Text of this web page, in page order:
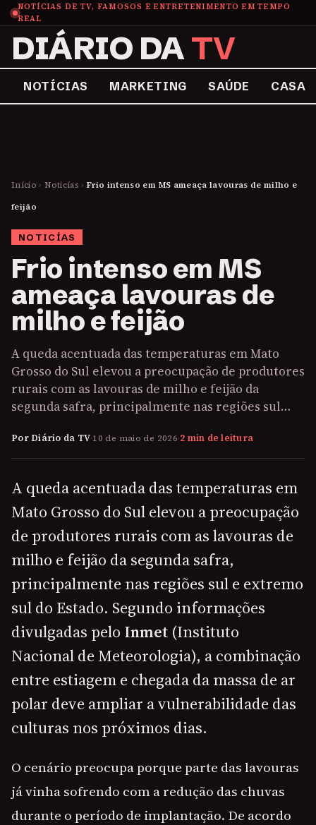
NOTÍCIAS DE TV, FAMOSOS E ENTRETENIMENTO EM TEMPO
REAL
DIÁRIO DATV
NOTÍCIAS MARKETING SAÚDE CASA
Início › Noticías › Frio intenso em MS ameaça lavouras de milho e
feijão
NOTICÍAS
Frio intenso em MS
ameaça lavouras de
milho e feijão
A queda acentuada das temperaturas em Mato
Grosso do Sul elevou a preocupação de produtores
rurais com as lavouras de milho e feijão da
segunda safra, principalmente nas regiões sul…
Por Diário da TV·10 de maio de 2026·2 min de leitura
A queda acentuada das temperaturas em
Mato Grosso do Sul elevou a preocupação
de produtores rurais com as lavouras de
milho e feijão da segunda safra,
principalmente nas regiões sul e extremo
sul do Estado. Segundo informações
divulgadas pelo Inmet (Instituto
Nacional de Meteorologia), a combinação
entre estiagem e chegada da massa de ar
polar deve ampliar a vulnerabilidade das
culturas nos próximos dias.
O cenário preocupa porque parte das lavouras
já vinha sofrendo com a redução das chuvas
durante o período de implantação. De acordo